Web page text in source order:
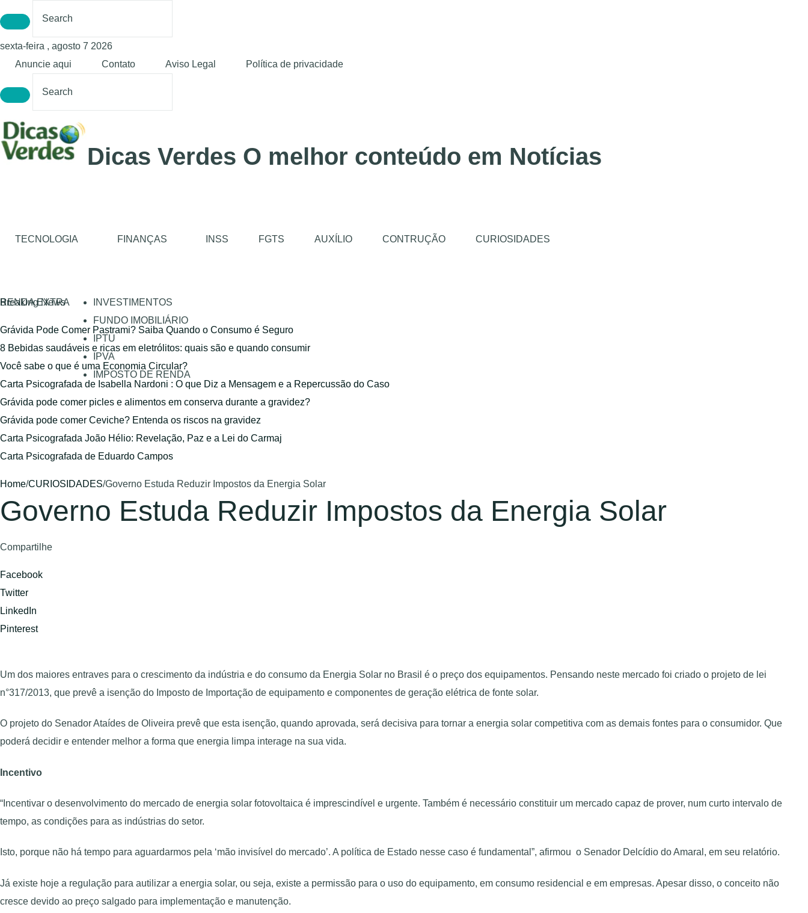
sexta-feira , agosto 7 2026
Anuncie aqui
Contato Aviso Legal Política de privacidade
Dicas Verdes O melhor conteúdo em Notícias
TECNOLOGIA
RENDA EXTRA
FINANÇAS
INVESTIMENTOS
FUNDO IMOBILIÁRIO
IPTU
IPVA
IMPOSTO DE RENDA
INSS FGTS AUXÍLIO CONTRUÇÃO CURIOSIDADES
Breaking News
Grávida Pode Comer Pastrami? Saiba Quando o Consumo é Seguro
8 Bebidas saudáveis e ricas em eletrólitos: quais são e quando consumir
Você sabe o que é uma Economia Circular?
Carta Psicografada de Isabella Nardoni : O que Diz a Mensagem e a Repercussão do Caso
Grávida pode comer picles e alimentos em conserva durante a gravidez?
Grávida pode comer Ceviche? Entenda os riscos na gravidez
Carta Psicografada João Hélio: Revelação, Paz e a Lei do Carmaj
Carta Psicografada de Eduardo Campos
Home/CURIOSIDADES/Governo Estuda Reduzir Impostos da Energia Solar
Governo Estuda Reduzir Impostos da Energia Solar
Compartilhe
Facebook
Twitter
LinkedIn
Pinterest
Um dos maiores entraves para o crescimento da indústria e do consumo da Energia Solar no Brasil é o preço dos equipamentos. Pensando neste mercado foi criado o projeto de lei
n°317/2013, que prevê a isenção do Imposto de Importação de equipamento e componentes de geração elétrica de fonte solar.
O projeto do Senador Ataídes de Oliveira prevê que esta isenção, quando aprovada, será decisiva para tornar a energia solar competitiva com as demais fontes para o consumidor. Que
poderá decidir e entender melhor a forma que energia limpa interage na sua vida.
Incentivo
“Incentivar o desenvolvimento do mercado de energia solar fotovoltaica é imprescindível e urgente. Também é necessário constituir um mercado capaz de prover, num curto intervalo de
tempo, as condições para as indústrias do setor.
Isto, porque não há tempo para aguardarmos pela ‘mão invisível do mercado’. A política de Estado nesse caso é fundamental”, afirmou o Senador Delcídio do Amaral, em seu relatório.
Já existe hoje a regulação para autilizar a energia solar, ou seja, existe a permissão para o uso do equipamento, em consumo residencial e em empresas. Apesar disso, o conceito não
cresce devido ao preço salgado para implementação e manutenção.